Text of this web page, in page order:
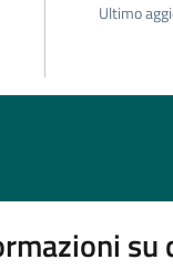
Ultimo
su